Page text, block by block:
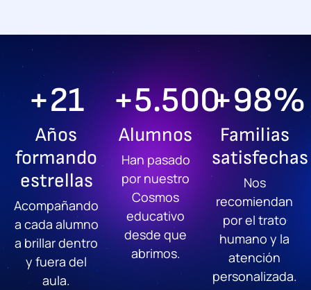
+21
Años
formando
estrellas
Acompañando
a cada alumno
a brillar dentro
y fuera del
aula.
+5.500
Alumnos
Han pasado
por nuestro
Cosmos
educativo
desde que
abrimos.
+98%
Familias
satisfechas
Nos
recomiendan
por el trato
humano y la
atención
personalizada.